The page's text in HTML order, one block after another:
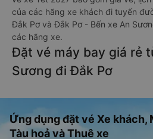
của các hãng xe khách đi tuyến
Đắk Pơ và Đắk Pơ - Bến xe An
các hãng xe.
Đặt vé máy bay giá rẻ
Sương đi Đắk Pơ
Ứng dụng đặt vé Xe khách,
Tàu hoả và Thuê xe